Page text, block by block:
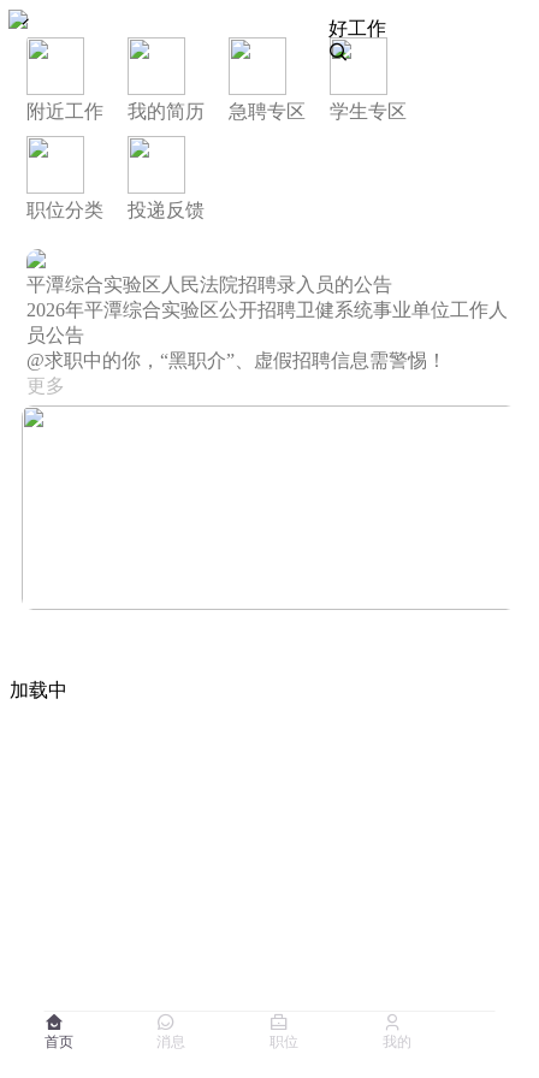
好工作
附近工作 我的简历 急聘专区 学生专区
职位分类 投递反馈
平潭综合实验区人民法院招聘录入员的公告
2026年平潭综合实验区公开招聘卫健系统事业单位工作人
员公告
@求职中的你，“黑职介”、虚假招聘信息需警惕！
更多
加载中
首页 消息 职位 我的